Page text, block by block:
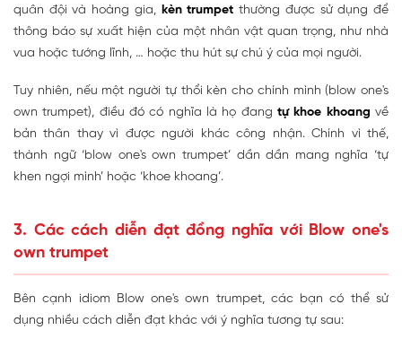
quân đội và hoàng gia, kèn trumpet thường được sử dụng để
thông báo sự xuất hiện của một nhân vật quan trọng, như nhà
vua hoặc tướng lĩnh, … hoặc thu hút sự chú ý của mọi người.
Tuy nhiên, nếu một người tự thổi kèn cho chính mình (blow one's
own trumpet), điều đó có nghĩa là họ đang tự khoe khoang về
bản thân thay vì được người khác công nhận. Chính vì thế,
thành ngữ ‘blow one's own trumpet’ dần dần mang nghĩa ‘tự
khen ngợi mình’ hoặc ‘khoe khoang’.
3. Các cách diễn đạt đồng nghĩa với Blow one's
own trumpet
Bên cạnh idiom Blow one's own trumpet, các bạn có thể sử
dụng nhiều cách diễn đạt khác với ý nghĩa tương tự sau: